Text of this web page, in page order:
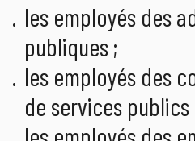
les employés des
publiques ;
les employés des
de services publics